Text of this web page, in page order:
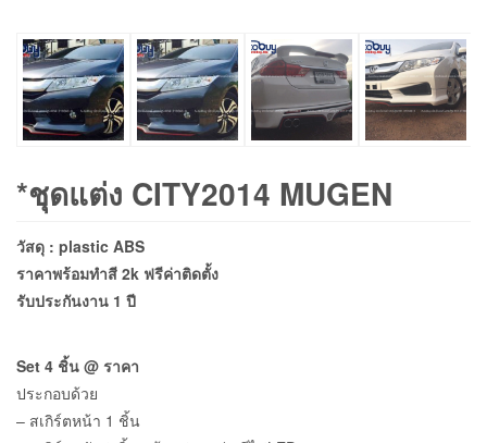
*ชุดแต่ง CITY2014 MUGEN
วัสดุ : plastic ABS
ราคาพร้อมทำสี 2k ฟรีค่าติดตั้ง
รับประกันงาน 1 ปี
Set 4 ชิ้น @ ราคา
ประกอบด้วย
– สเกิร์ตหน้า 1 ชิ้น